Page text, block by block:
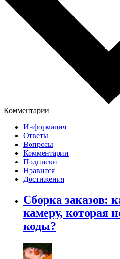
Комментарии
Информация
Ответы
Вопросы
Комментарии
Подписки
Нравится
Достижения
Сборка заказов:
камеру, которая
коды?